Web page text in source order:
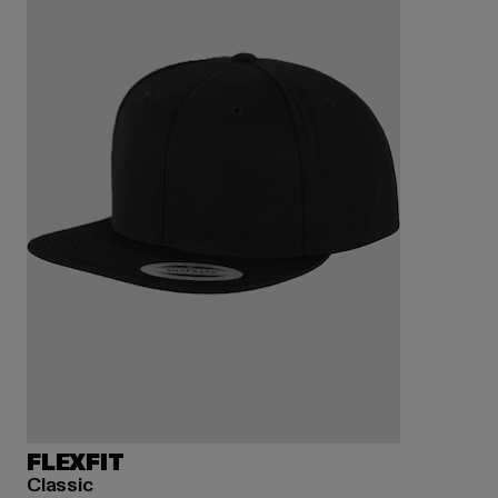
FLEXFIT
Classic